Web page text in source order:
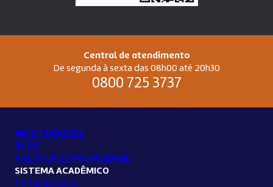
Central de atendimento
De segunda à sexta das 08h00 até 20h30
0800 725 3737
INSTITUCIONAL
BLOG
POLÍTICA DE PRIVACIDADE
SISTEMA ACADÊMICO
Portal do Aluno